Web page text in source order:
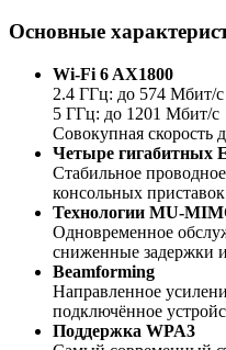
Основные
Wi-Fi 6 AX1800
2.4 ГГц: до 574 Мбит/с
5 ГГц: до 1201 Мбит/с
Совокупная скорость
Четыре гигабитных
Стабильное
консольных
Технологии MU-
Одновременное
сниженные задержки
Beamforming
Направленное
подключённое
Поддержка WPA3